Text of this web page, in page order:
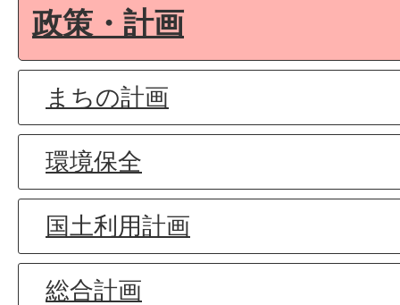
政策・計画
まちの計画
環境保全
国土利用計画
総合計画